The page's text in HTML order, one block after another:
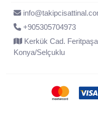
+905305704973
Kerkük Cad.
Konya/Selçuklu